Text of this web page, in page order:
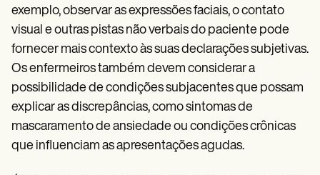
exemplo, observar as expressões faciais, o contato
visual e outras pistas não verbais do paciente pode
fornecer mais contexto às suas declarações subjetivas.
Os enfermeiros também devem considerar a
possibilidade de condições subjacentes que possam
explicar as discrepâncias, como sintomas de
mascaramento de ansiedade ou condições crônicas
que influenciam as apresentações agudas.